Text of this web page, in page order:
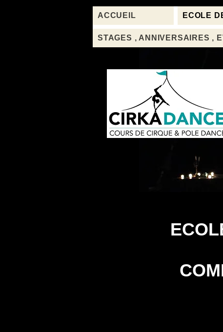
ACCUEIL ECOLE
STAGES , ANNIVERSAIRES ,
ECOLE DE